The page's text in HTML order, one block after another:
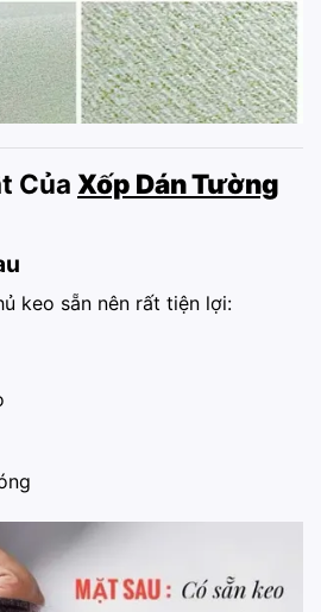
Của Xốp Dán Tường
keo sẵn nên rất tiện lợi: